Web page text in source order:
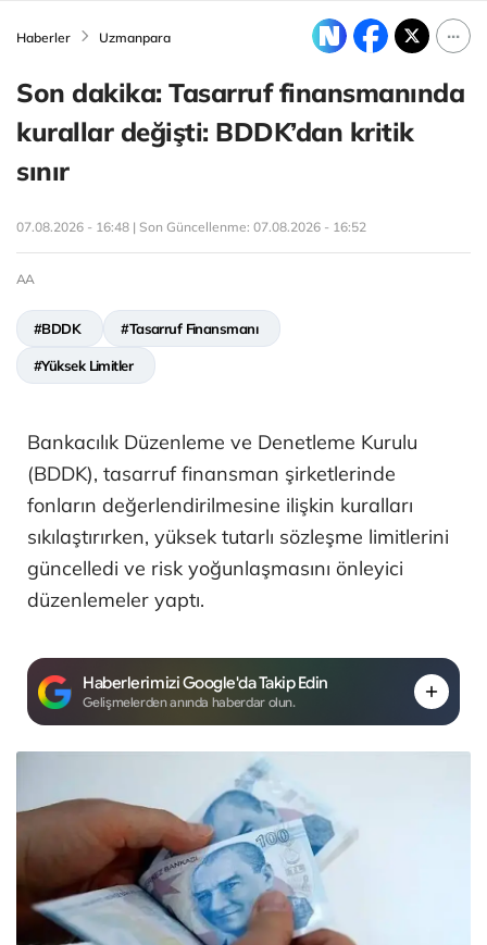
Haberler Uzmanpara
Son dakika: Tasarruf finansmanında
kurallar değişti: BDDK’dan kritik
sınır
07.08.2026 - 16:48 | Son Güncellenme: 07.08.2026 - 16:52
AA
#BDDK #Tasarruf Finansmanı
#Yüksek Limitler
Bankacılık Düzenleme ve Denetleme Kurulu
(BDDK), tasarruf finansman şirketlerinde
fonların değerlendirilmesine ilişkin kuralları
sıkılaştırırken, yüksek tutarlı sözleşme limitlerini
güncelledi ve risk yoğunlaşmasını önleyici
düzenlemeler yaptı.
Haberlerimizi Google'da Takip Edin
Gelişmelerden anında haberdar olun.